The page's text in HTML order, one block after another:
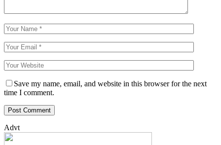
Save my name, email, and website in this browser for the next
time I comment.
Advt